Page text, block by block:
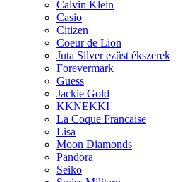
Calvin Klein
Casio
Citizen
Coeur de Lion
Juta Silver ezüst ékszerek
Forevermark
Guess
Jackie Gold
KKNEKKI
La Coque Francaise
Lisa
Moon Diamonds
Pandora
Seiko